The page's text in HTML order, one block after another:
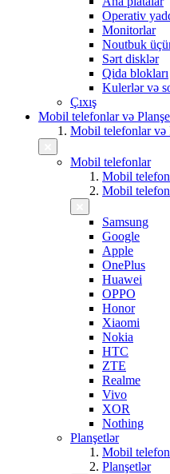
Operativ
Monitorlar
Noutbuk
Sərt disklər
Qida blokları
Kulerlər və
Çıxış
Mobil telefonlar və
Mobil telefonlar və
Mobil telefonlar
Mobil
Mobil
Samsung
Google
Apple
OnePlus
Huawei
OPPO
Honor
Xiaomi
Nokia
HTC
ZTE
Realme
Vivo
XOR
Nothing
Planşetlər
Mobil
Planşetlər